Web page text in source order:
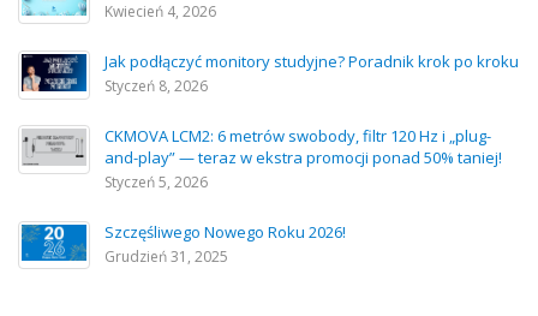
Kwiecień 4, 2026
Jak podłączyć monitory studyjne? Poradnik krok po kroku
Styczeń 8, 2026
CKMOVA LCM2: 6 metrów swobody, filtr 120 Hz i „plug-
and-play” — teraz w ekstra promocji ponad 50% taniej!
Styczeń 5, 2026
Szczęśliwego Nowego Roku 2026!
Grudzień 31, 2025